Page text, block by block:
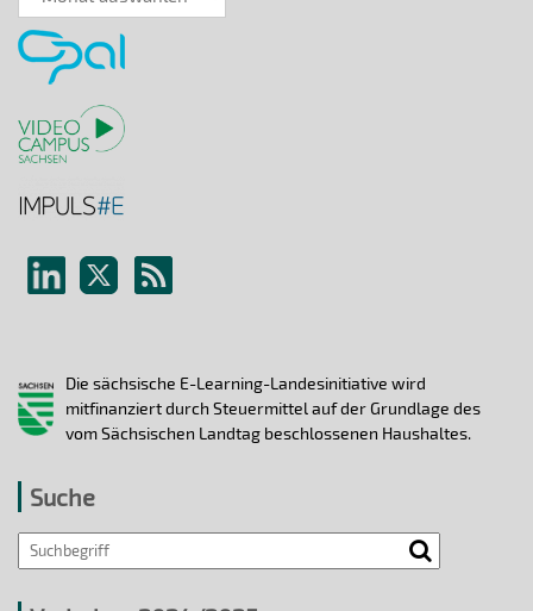
Archiv
Die sächsische E-Learning-Landesinitiative wird
mitfinanziert durch Steuermittel auf der Grundlage des
vom Sächsischen Landtag beschlossenen Haushaltes.
Suche
Search